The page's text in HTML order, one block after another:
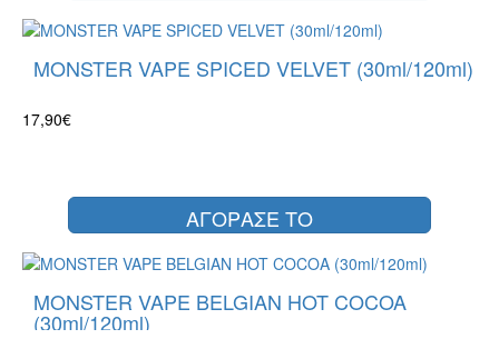
MONSTER VAPE SPICED VELVET (30ml/120ml)
17,90€
ΑΓΟΡΑΣΕ ΤΟ
MONSTER VAPE BELGIAN HOT COCOA
(30ml/120ml)